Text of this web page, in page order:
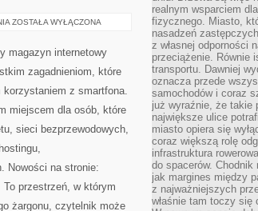
BEZPIECZEŃSTWO
ZOSTAŁA WYŁĄCZONA
magazyn internetowy
zagadnieniom, które
z smartfona.
miejscem dla osób, które
sieci bezprzewodowych,
Nowości na stronie:
przestrzeń, w którym
żargonu, czytelnik może
realnym wsparciem
fizycznego. Miasto,
nasadzeń
z własnej odporności
przeciążenie. Równie
transportu. Dawniej
oznacza przede
samochodów i coraz
już wyraźnie, że takie
największe ulice
miasto opiera się
coraz większą rolę
infrastruktura
do spacerów.
jak margines między
z najważniejszych
właśnie tam toczy się